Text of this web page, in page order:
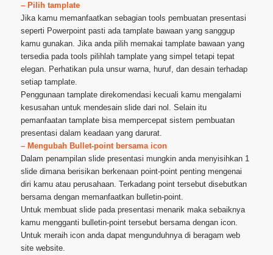
– Pilih tamplate
Jika kamu memanfaatkan sebagian tools pembuatan presentasi
seperti Powerpoint pasti ada tamplate bawaan yang sanggup
kamu gunakan. Jika anda pilih memakai tamplate bawaan yang
tersedia pada tools pilihlah tamplate yang simpel tetapi tepat
elegan. Perhatikan pula unsur warna, huruf, dan desain terhadap
setiap tamplate.
Penggunaan tamplate direkomendasi kecuali kamu mengalami
kesusahan untuk mendesain slide dari nol. Selain itu
pemanfaatan tamplate bisa mempercepat sistem pembuatan
presentasi dalam keadaan yang darurat.
– Mengubah Bullet-point bersama icon
Dalam penampilan slide presentasi mungkin anda menyisihkan 1
slide dimana berisikan berkenaan point-point penting mengenai
diri kamu atau perusahaan. Terkadang point tersebut disebutkan
bersama dengan memanfaatkan bulletin-point.
Untuk membuat slide pada presentasi menarik maka sebaiknya
kamu mengganti bulletin-point tersebut bersama dengan icon.
Untuk meraih icon anda dapat mengunduhnya di beragam web
site website.